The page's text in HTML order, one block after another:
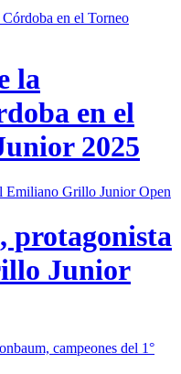
la
en el
2025
protagonista
Junior